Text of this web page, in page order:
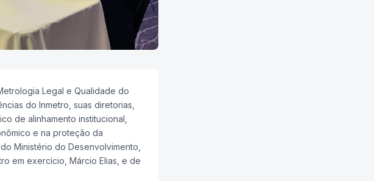
Legal e Qualidade do
do Inmetro, suas diretorias,
de alinhamento institucional,
e na proteção da
Ministério do Desenvolvimento,
em exercício, Márcio Elias, e de